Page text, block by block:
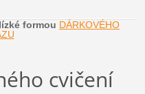
formou DÁRKOVÉHO
cvičení